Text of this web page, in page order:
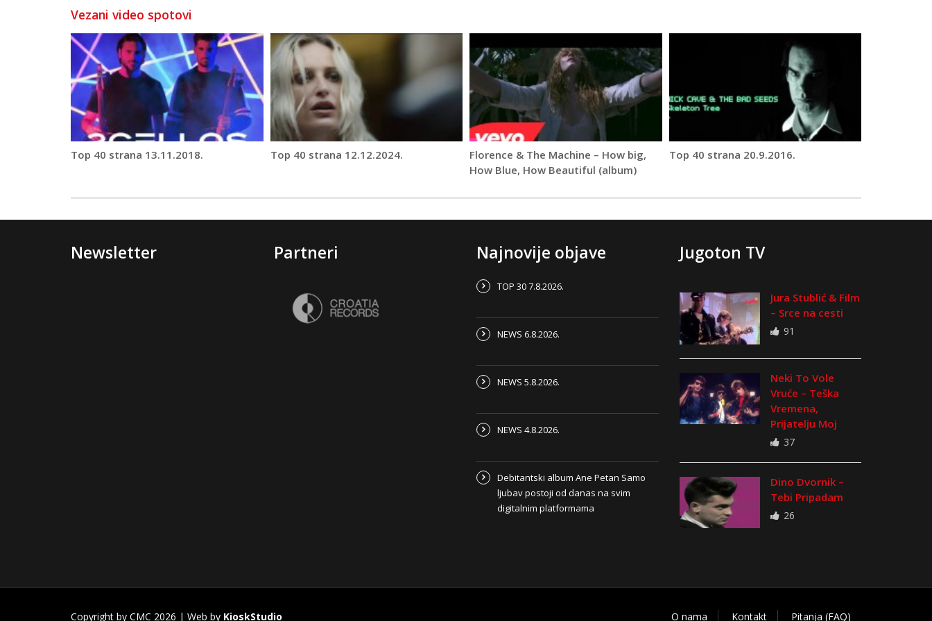
Vezani video spotovi
Top 40 strana 13.11.2018. Top 40 strana 12.12.2024.
Florence & The Machine – How big,
How Blue, How Beautiful (album)
Top 40 strana 20.9.2016.
Newsletter Partneri Najnovije objave
TOP 30 7.8.2026.
NEWS 6.8.2026.
NEWS 5.8.2026.
NEWS 4.8.2026.
Debitantski album Ane Petan Samo
ljubav postoji od danas na svim
digitalnim platformama
Jugoton TV
Jura Stublić & Film
– Srce na cesti
91
Neki To Vole
Vruće – Teška
Vremena,
Prijatelju Moj
37
Dino Dvornik –
Tebi Pripadam
26
Copyright by CMC 2026 | Web by KioskStudio O nama Kontakt Pitanja (FAQ)